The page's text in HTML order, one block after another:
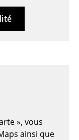
», vous
ainsi que